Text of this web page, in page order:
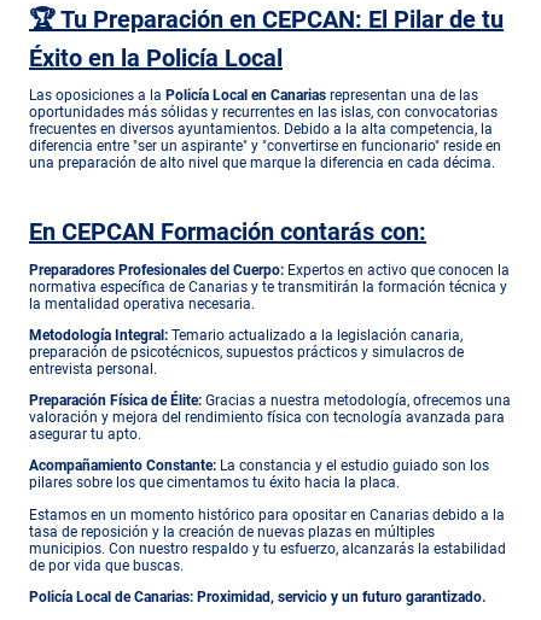
🏆 Tu Preparación en CEPCAN: El Pilar de tu
Éxito en la Policía Local
Las oposiciones a la Policía Local en Canarias representan una de las
oportunidades más sólidas y recurrentes en las islas, con convocatorias
frecuentes en diversos ayuntamientos. Debido a la alta competencia, la
diferencia entre "ser un aspirante" y "convertirse en funcionario" reside en
una preparación de alto nivel que marque la diferencia en cada décima.
En CEPCAN Formación contarás con:
Preparadores Profesionales del Cuerpo: Expertos en activo que conocen la
normativa específica de Canarias y te transmitirán la formación técnica y
la mentalidad operativa necesaria.
Metodología Integral: Temario actualizado a la legislación canaria,
preparación de psicotécnicos, supuestos prácticos y simulacros de
entrevista personal.
Preparación Física de Élite: Gracias a nuestra metodología, ofrecemos una
valoración y mejora del rendimiento física con tecnología avanzada para
asegurar tu apto.
Acompañamiento Constante: La constancia y el estudio guiado son los
pilares sobre los que cimentamos tu éxito hacia la placa.
Estamos en un momento histórico para opositar en Canarias debido a la
tasa de reposición y la creación de nuevas plazas en múltiples
municipios. Con nuestro respaldo y tu esfuerzo, alcanzarás la estabilidad
de por vida que buscas.
Policía Local de Canarias: Proximidad, servicio y un futuro garantizado.